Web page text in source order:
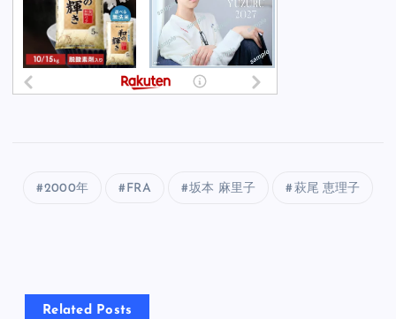
2000年 FRA 坂本 麻里子 萩尾 恵理子
Related Posts